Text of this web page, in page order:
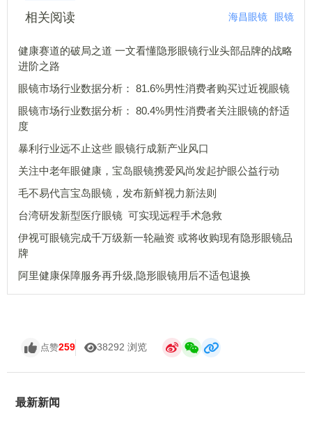
相关阅读 海昌眼镜 眼镜
健康赛道的破局之道 一文看懂隐形眼镜行业头部品牌的战略
进阶之路
眼镜市场行业数据分析： 81.6%男性消费者购买过近视眼镜
眼镜市场行业数据分析： 80.4%男性消费者关注眼镜的舒适
度
暴利行业远不止这些 眼镜行成新产业风口
关注中老年眼健康，宝岛眼镜携爱风尚发起护眼公益行动
毛不易代言宝岛眼镜，发布新鲜视力新法则
台湾研发新型医疗眼镜 可实现远程手术急救
伊视可眼镜完成千万级新一轮融资 或将收购现有隐形眼镜品
牌
阿里健康保障服务再升级,隐形眼镜用后不适包退换
点赞259 38292 浏览
最新新闻